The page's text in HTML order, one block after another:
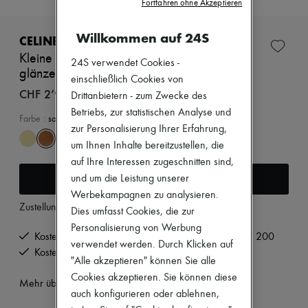
Oberteile
Jacken
Röcke
Strandkleidung
Denim
Strickwaren
Hosen
Leder
Sweatshirts
Schuhe
Sandalen
Turnschuhe
Ballerinas
Stiefel & Stiefeletten
CELINE
Kleine new luggage aus weichem,
glänzendem lammleder
CHF 2’940
Farbe : soft tan
In den Warenkorb
Zustellung abDienstag, 11. August
Kostenlose Lieferung ab einem Bestellwert von CHF 200
Kostenlose Rücksendung und Abholung zu Hause
Mehr über dieses Produkt erfahren
Willkommen auf 24S
24S verwendet Cookies -
einschließlich Cookies von
Drittanbietern - zum Zwecke des
Betriebs, zur statistischen Analyse und
zur Personalisierung Ihrer Erfahrung,
um Ihnen Inhalte bereitzustellen, die
auf Ihre Interessen zugeschnitten sind,
und um die Leistung unserer
Werbekampagnen zu analysieren.
Dies umfasst Cookies, die zur
Personalisierung von Werbung
verwendet werden. Durch Klicken auf
"Alle akzeptieren" können Sie alle
Cookies akzeptieren. Sie können diese
auch konfigurieren oder ablehnen,
Fortfahren ohne Akzeptieren